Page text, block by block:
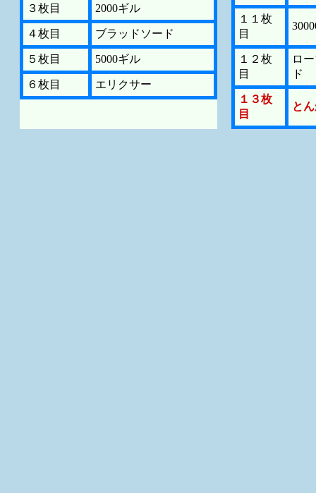
３枚目 2000ギル
４枚目 ブラッドソード
５枚目 5000ギル
６枚目 エリクサー
１１枚
目
１２枚
目
ロ
ド
１３枚
目
と